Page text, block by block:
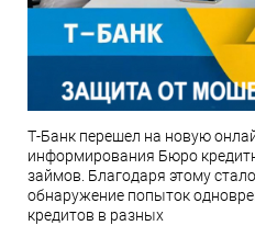
Т-Банк перешел на новую
информирования Бюро
займов. Благодаря этому
обнаружение попыток
кредитов в разных